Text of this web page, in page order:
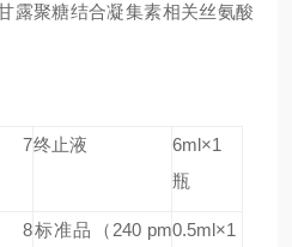
露聚糖结合凝集素相关丝氨酸
7终止液
6ml×1
瓶
8标准品 （240 pm0.5ml×1